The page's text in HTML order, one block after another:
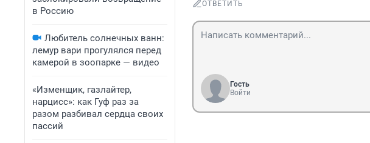
в Россию
Любитель солнечных ванн:
лемур вари прогулялся перед
камерой в зоопарке — видео
«Изменщик, газлайтер,
нарцисс»: как Гуф раз за
разом разбивал сердца своих
пассий
ОТВЕТИТЬ
Гость
Войти